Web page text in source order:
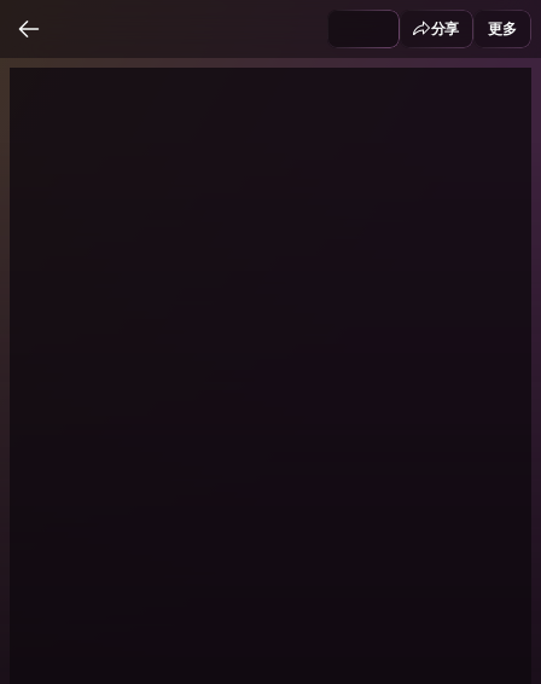
分享 更多